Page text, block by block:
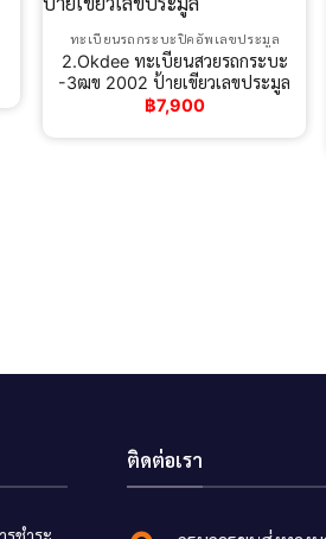
ทะเบียนรถกระบะปิคอัพเลขประมูล
2.Okdee ทะเบียนสวยรถกระบะ
-3ฒข 2002 ป้ายเขียวเลขประมูล
฿7,900
ติดต่อเรา